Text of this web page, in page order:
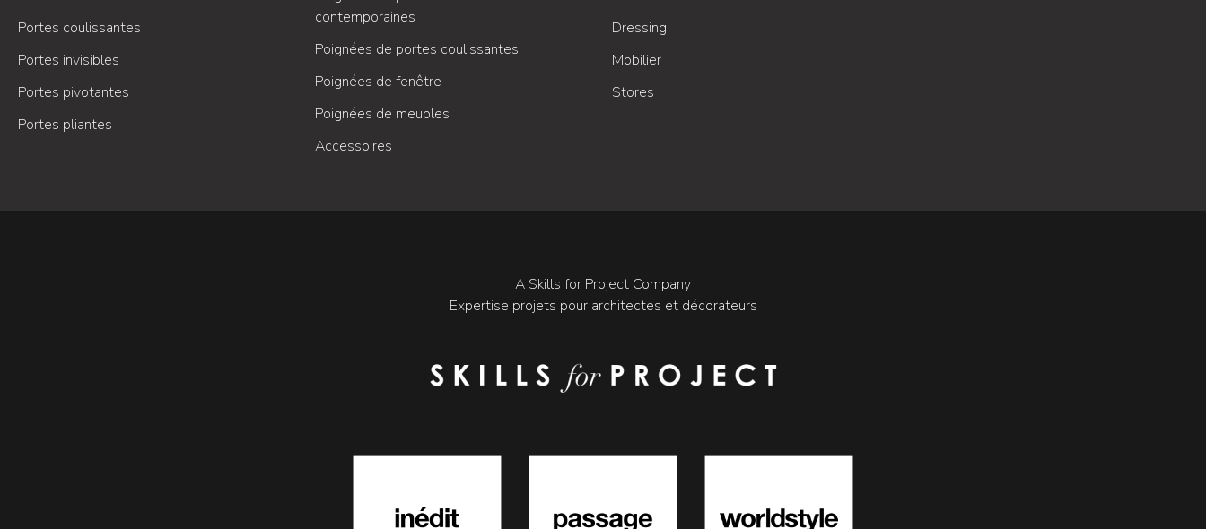
Portes coulissantes
Portes invisibles
Portes pivotantes
Portes pliantes
contemporaines
Poignées de portes coulissantes
Poignées de fenêtre
Poignées de meubles
Accessoires
Dressing
Mobilier
Stores
A Skills for Project Company
Expertise projets pour architectes et décorateurs